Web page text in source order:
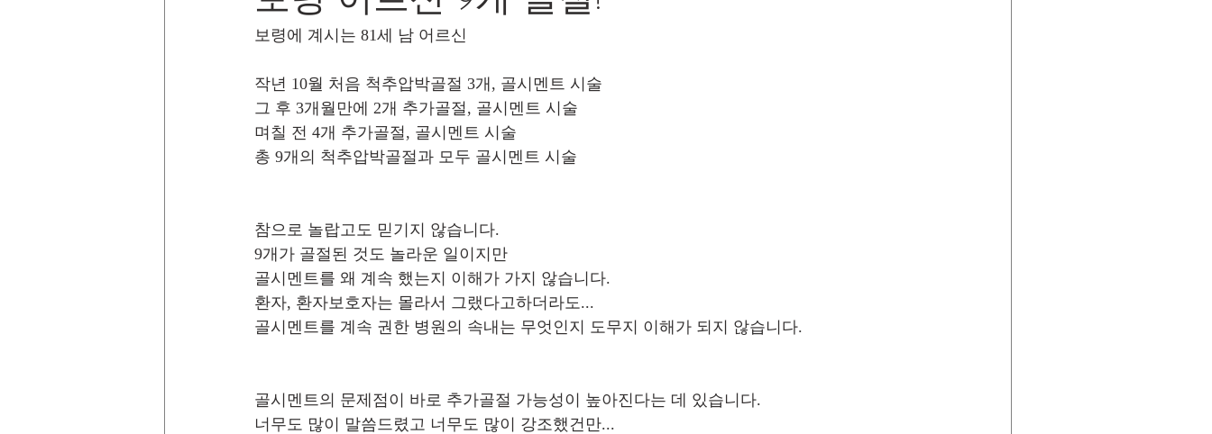
보령에 계시는 81세 남 어르신
작년 10월 처음 척추압박골절 3개, 골시멘트 시술
그 후 3개월만에 2개 추가골절, 골시멘트 시술
며칠 전 4개 추가골절, 골시멘트 시술
총 9개의 척추압박골절과 모두 골시멘트 시술
참으로 놀랍고도 믿기지 않습니다.
9개가 골절된 것도 놀라운 일이지만
골시멘트를 왜 계속 했는지 이해가 가지 않습니다.
환자, 환자보호자는 몰라서 그랬다고하더라도...
골시멘트를 계속 권한 병원의 속내는 무엇인지 도무지 이해가 되지 않습니다.
골시멘트의 문제점이 바로 추가골절 가능성이 높아진다는 데 있습니다.
너무도 많이 말씀드렸고 너무도 많이 강조했건만...